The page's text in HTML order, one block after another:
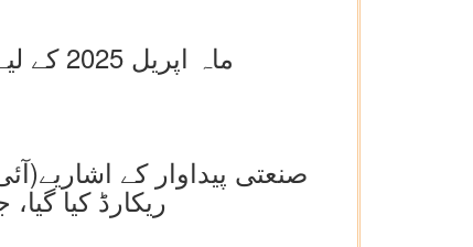
ماہ اپریل 2025 کے لیے صنعتی پیداوار کے اشاریہ اور استعمال پر مبنی اشاریہ کا فوری تخمین
ریکارڈ کیا گیا،